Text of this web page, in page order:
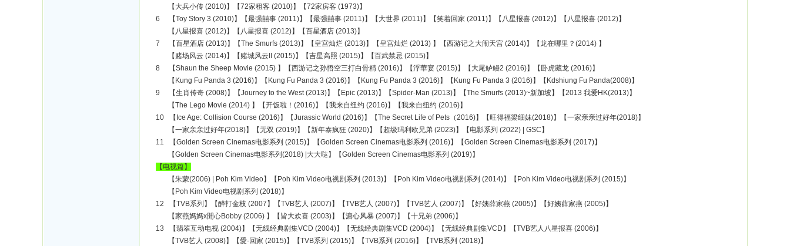
【大兵小传 (2010)】【72家租客 (2010)】【72家房客 (1973)】
6 【Toy Story 3 (2010)】【最强囍事 (2011)】【最强囍事 (2011)】【大世界 (2011)】【笑着回家 (2011)】【八星报喜 (2012)】【八星报喜 (2012)】
【八星报喜 (2012)】【八星报喜 (2012)】【百星酒店 (2013)】
7 【百星酒店 (2013)】【The Smurfs (2013)】【皇宫灿烂 (2013)】【皇宫灿烂 (2013) 】【西游记之大闹天宫 (2014)】【龙在哪里？(2014) 】
【赌场风云 (2014)】【赌城风云II (2015)】【吉星高照 (2015)】【百武禁忌 (2015)】
8 【Shaun the Sheep Movie (2015) 】【西游记之孙悟空三打白骨精 (2016)】【浮華宴 (2015)】【大尾鲈鳗2 (2016)】【卧虎藏龙 (2016)】
【Kung Fu Panda 3 (2016)】【Kung Fu Panda 3 (2016)】【Kung Fu Panda 3 (2016)】【Kung Fu Panda 3 (2016)】【Kdshiung Fu Panda(2008)】
9 【生肖传奇 (2008)】【Journey to the West (2013)】【Epic (2013)】【Spider-Man (2013)】【The Smurfs (2013)~新加坡】【2013 我爱HK(2013)】
【The Lego Movie (2014) 】【开饭啦！(2016)】【我来自纽约 (2016)】【我来自纽约 (2016)】
10 【Ice Age: Collision Course (2016)】【Jurassic World (2016)】【The Secret Life of Pets（2016)】【旺得福梁细妹(2018)】【一家亲亲过好年(2018)】
【一家亲亲过好年(2018)】【无双 (2019)】【新年泰疯狂 (2020)】【超级玛利欧兄弟 (2023)】【电影系列 (2022) | GSC】
11 【Golden Screen Cinemas电影系列 (2015)】【Golden Screen Cinemas电影系列 (2016)】【Golden Screen Cinemas电影系列 (2017)】
【Golden Screen Cinemas电影系列(2018) |大大哒】【Golden Screen Cinemas电影系列 (2019)】
【电视篇】
【朱蒙(2006) | Poh Kim Video】【Poh Kim Video电视剧系列 (2013)】【Poh Kim Video电视剧系列 (2014)】【Poh Kim Video电视剧系列 (2015)】
【Poh Kim Video电视剧系列 (2018)】
12 【TVB系列】【醉打金枝 (2007】【TVB艺人 (2007)】【TVB艺人 (2007)】【TVB艺人 (2007)】【好姨薛家燕 (2005)】【好姨薛家燕 (2005)】
【家燕媽媽x開心Bobby (2006) 】【皆大欢喜 (2003)】【溏心风暴 (2007)】【十兄弟 (2006)】
13 【翡翠互动电视 (2004)】【无线经典剧集VCD (2004)】【无线经典剧集VCD (2004)】【无线经典剧集VCD】【TVB艺人八星报喜 (2006)】
【TVB艺人 (2008)】【愛·回家 (2015)】【TVB系列 (2015)】【TVB系列 (2016)】【TVB系列 (2018)】